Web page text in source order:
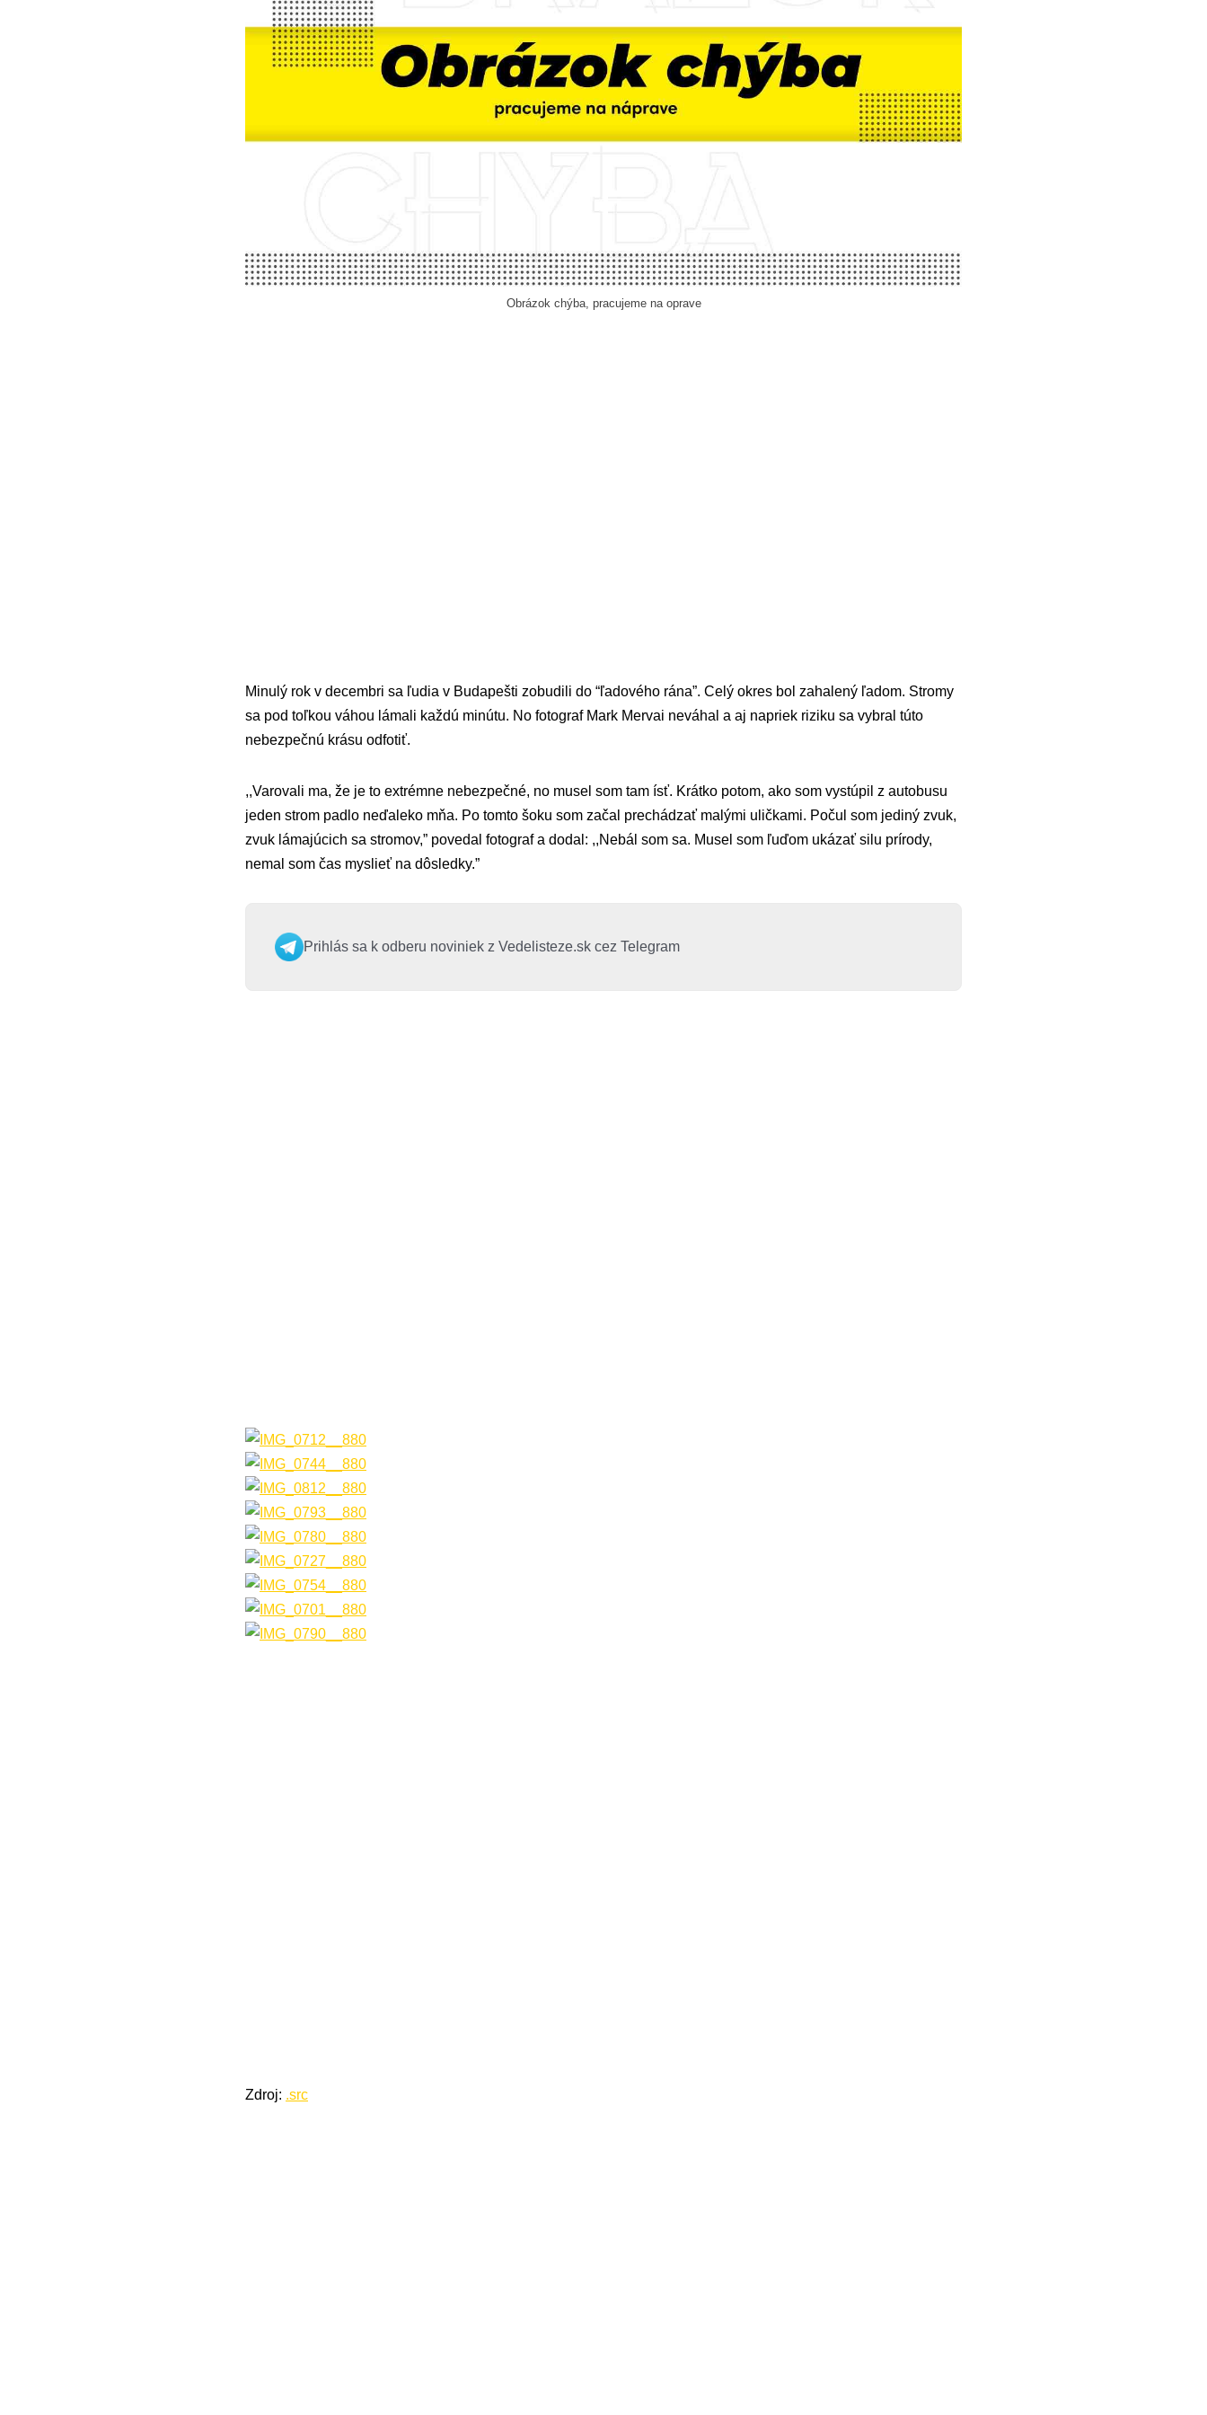
Obrázok chýba, pracujeme na oprave
Minulý rok v decembri sa ľudia v Budapešti zobudili do “ľadového rána”. Celý okres bol zahalený ľadom. Stromy
sa pod toľkou váhou lámali každú minútu. No fotograf Mark Mervai neváhal a aj napriek riziku sa vybral túto
nebezpečnú krásu odfotiť.
,,Varovali ma, že je to extrémne nebezpečné, no musel som tam ísť. Krátko potom, ako som vystúpil z autobusu
jeden strom padlo neďaleko mňa. Po tomto šoku som začal prechádzať malými uličkami. Počul som jediný zvuk,
zvuk lámajúcich sa stromov,” povedal fotograf a dodal: ,,Nebál som sa. Musel som ľuďom ukázať silu prírody,
nemal som čas myslieť na dôsledky.”
Prihlás sa k odberu noviniek z Vedelisteze.sk cez Telegram
Zdroj: .src